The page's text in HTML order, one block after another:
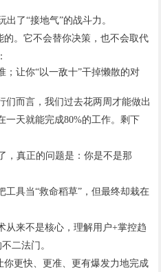
了“接地气”的战斗力。
的。它不会替你决策，也不会取代
；让你“以一敌十”干掉懒散的对
们而言，我们过去花两周才能做出
一天就能完成80%的工作。剩下
，真正的问题是：你是不是那
工具当“救命稻草”，但最终却栽在
从来不是核心，理解用户+掌控趋
不二法门。
你更快、更准、更有爆发力地完成